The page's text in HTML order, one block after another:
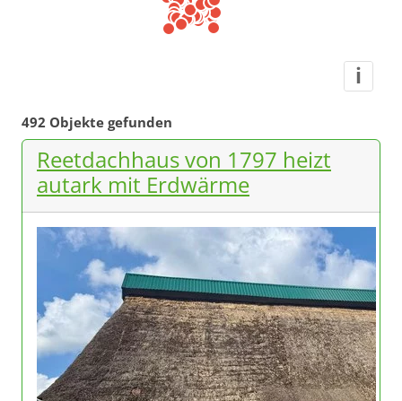
i
492 Objekte gefunden
Reetdachhaus von 1797 heizt
autark mit Erdwärme